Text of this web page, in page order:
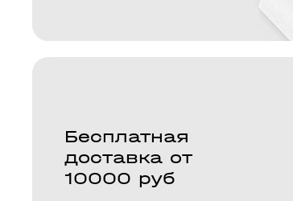
Бесплатная
доставка от
10000 руб